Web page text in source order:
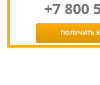
+7 800
ПОЛУЧИТЬ